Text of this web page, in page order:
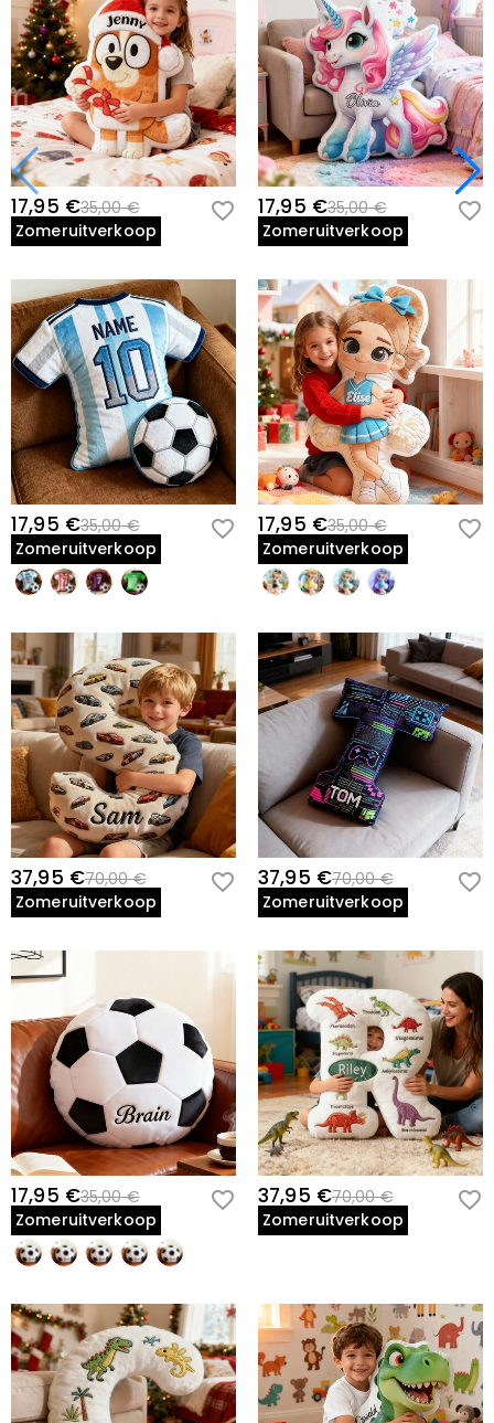
17,95 €35,00 €
Zomeruitverkoop
17,95 €35,00 €
Zomeruitverkoop
17,95 €35,00 €
Zomeruitverkoop
17,95 €35,00 €
Zomeruitverkoop
37,95 €70,00 €
Zomeruitverkoop
37,95 €70,00 €
Zomeruitverkoop
17,95 €35,00 €
Zomeruitverkoop
37,95 €70,00 €
Zomeruitverkoop